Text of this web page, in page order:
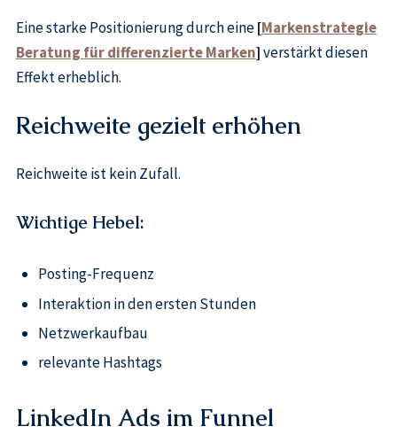
Eine starke Positionierung durch eine[Markenstrategie
Beratung für differenzierte Marken]verstärkt diesen
Effekt erheblich.
Reichweite gezielt erhöhen
Reichweite ist kein Zufall.
Wichtige Hebel:
Posting-Frequenz
Interaktion in den ersten Stunden
Netzwerkaufbau
relevante Hashtags
LinkedIn Ads im Funnel